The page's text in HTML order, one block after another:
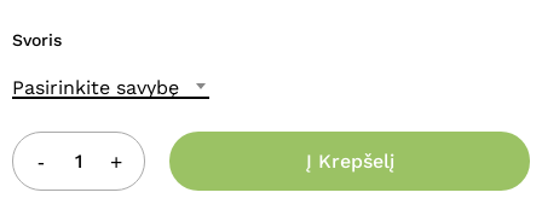
Svoris
Pasirinkite savybę
Į Krepšelį
įvesti iš naujo, kai kitą kartą vėl norėsiu